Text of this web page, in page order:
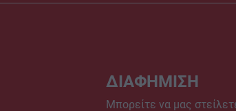
ΔΙΑΦΗΜΙΣΗ
Μπορείτε να μας